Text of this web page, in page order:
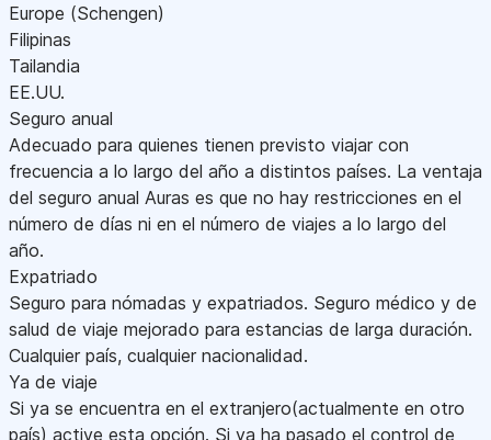
Europe (Schengen)
Filipinas
Tailandia
EE.UU.
Seguro anual
Adecuado para quienes tienen previsto viajar con
frecuencia a lo largo del año a distintos países. La ventaja
del seguro anual Auras es que no hay restricciones en el
número de días ni en el número de viajes a lo largo del
año.
Expatriado
Seguro para nómadas y expatriados. Seguro médico y de
salud de viaje mejorado para estancias de larga duración.
Cualquier país, cualquier nacionalidad.
Ya de viaje
Si ya se encuentra en el extranjero(actualmente en otro
país) active esta opción. Si ya ha pasado el control de